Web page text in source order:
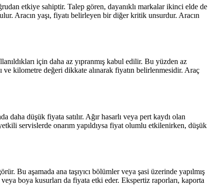
etkiye sahiptir. Talep gören, dayanıklı markalar ikinci elde de
Aracın yaşı, fiyatı belirleyen bir diğer kritik unsurdur. Aracın
için daha az yıpranmış kabul edilir. Bu yüzden az
kilometre değeri dikkate alınarak fiyatın belirlenmesidir. Araç
daha düşük fiyata satılır. Ağır hasarlı veya pert kaydı olan
servislerde onarım yapıldıysa fiyat olumlu etkilenirken, düşük
Bu aşamada ana taşıyıcı bölümler veya şasi üzerinde yapılmış
boya kusurları da fiyata etki eder. Ekspertiz raporları, kaporta